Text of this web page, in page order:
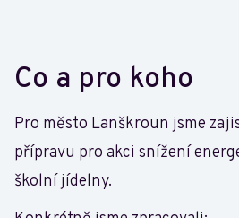
Co a pro koho
Pro město Lanškroun jsme
přípravu pro akci snížení
školní jídelny.